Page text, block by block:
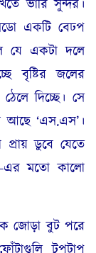
ভারি সুন্দর।
একটি বেঢপ
যে একটা দলে
বৃষ্টির জলের
দিচ্ছে। সে
আছে ‘এস.এস’।
ডুবে যেতে
এর মতো কালো
জোড়া বুট পরে